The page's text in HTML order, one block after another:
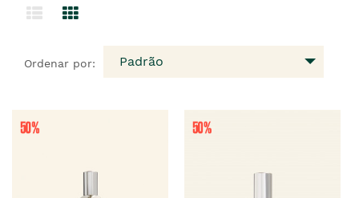
Ordenar por: Padrão